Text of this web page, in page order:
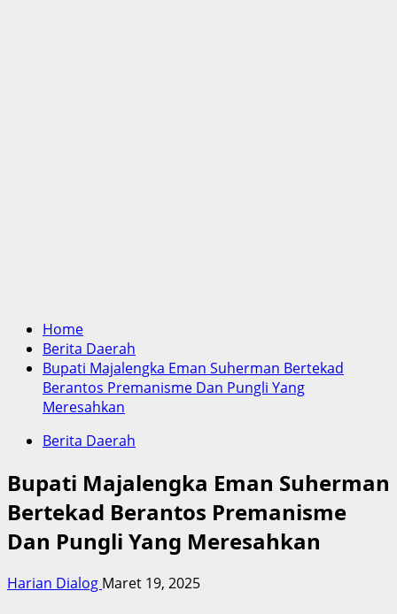
Home
Berita Daerah
Bupati Majalengka Eman Suherman Bertekad
Berantos Premanisme Dan Pungli Yang
Meresahkan
Berita Daerah
Bupati Majalengka Eman Suherman
Bertekad Berantos Premanisme
Dan Pungli Yang Meresahkan
Harian Dialog Maret 19, 2025